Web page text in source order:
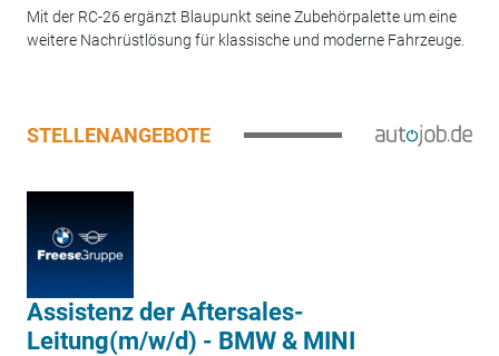
Mit der RC-26 ergänzt Blaupunkt seine Zubehörpalette um eine
weitere Nachrüstlösung für klassische und moderne Fahrzeuge.
STELLENANGEBOTE
Assistenz der Aftersales-
Leitung(m/w/d) - BMW & MINI